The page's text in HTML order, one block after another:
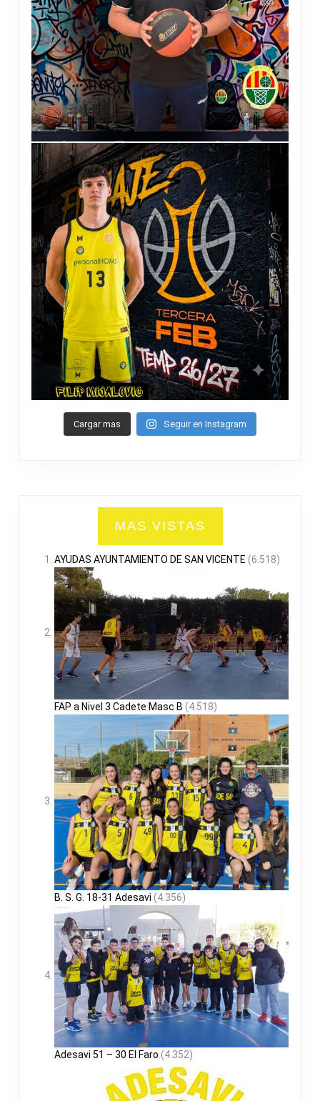
Cargar mas Seguir en Instagram
MAS VISTAS
AYUDAS AYUNTAMIENTO DE SAN VICENTE (6.518)
FAP a Nivel 3 Cadete Masc B (4.518)
B. S. G. 18-31 Adesavi (4.356)
Adesavi 51 – 30 El Faro (4.352)